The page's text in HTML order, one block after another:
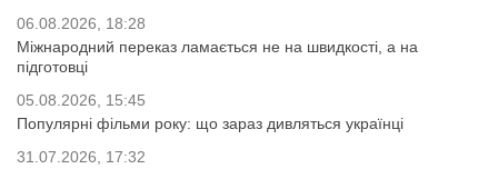
06.08.2026, 18:28
Міжнародний переказ ламається не на швидкості, а на
підготовці
05.08.2026, 15:45
Популярні фільми року: що зараз дивляться українці
31.07.2026, 17:32